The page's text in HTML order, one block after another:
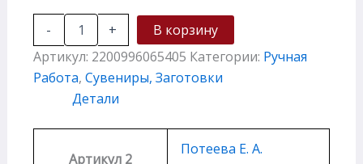
- +
В корзину
Артикул: 2200996065405 Категории: Ручная
Работа, Сувениры, Заготовки
Детали
Артикул 2
Потеева Е. А.